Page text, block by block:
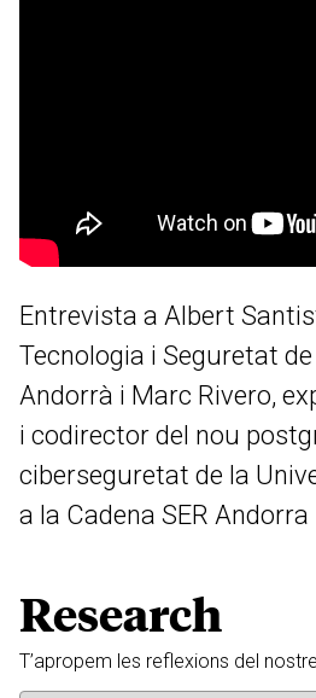
Entrevista a Albert
Tecnologia i Seguretat
Andorrà i Marc Rivero,
i codirector del nou
ciberseguretat de la
a la Cadena SER Andorra
Research
T’apropem les reflexions del